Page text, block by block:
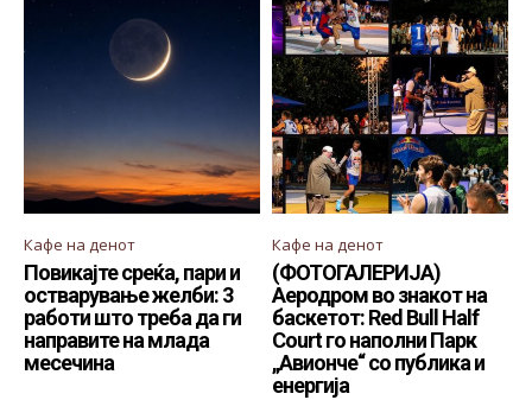
Кафе на денот
Повикајте среќа, пари и
остварување желби: 3
работи што треба да ги
направите на млада
месечина
Кафе на денот
(ФОТОГАЛЕРИЈА)
Аеродром во знакот на
баскетот: Red Bull Half
Court го наполни Парк
„Авионче“ со публика и
енергија